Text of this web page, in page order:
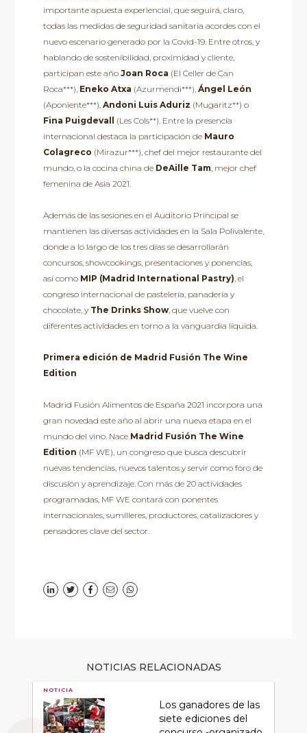
importante apuesta experiencial, que seguirá, claro,
todas las medidas de seguridad sanitaria acordes con el
nuevo escenario generado por la Covid-19. Entre otros, y
hablando de sostenibilidad, proximidad y cliente,
participan este añoJoan Roca (El Celler de Can
Roca***), Eneko Atxa (Azurmendi***), Ángel León
(Aponiente***), Andoni Luis Aduriz (Mugaritz**) o
Fina Puigdevall (Les Cols**). Entre la presencia
internacional destaca la participación de Mauro
Colagreco (Mirazur***), chef del mejor restaurante del
mundo, o la cocina china de DeAille Tam, mejor chef
femenina de Asia 2021.
Además de las sesiones en el Auditorio Principal se
mantienen las diversas actividades en la Sala Polivalente,
donde a lo largo de los tres días se desarrollarán
concursos, showcookings, presentaciones y ponencias,
así comoMIP (Madrid International Pastry) , el
congreso internacional de pastelería, panadería y
chocolate, y The Drinks Show, que vuelve con
diferentes actividades en torno a la vanguardia líquida.
Primera edición de Madrid Fusión The Wine
Edition
Madrid Fusión Alimentos de España 2021 incorpora una
gran novedad este año al abrir una nueva etapa en el
mundo del vino. Nace Madrid Fusión The Wine
Edition (MF WE), un congreso que busca descubrir
nuevas tendencias, nuevos talentos y servir como foro de
discusión y aprendizaje. Con más de 20 actividades
programadas, MF WE contará con ponentes
internacionales, sumilleres, productores, catalizadores y
pensadores clave del sector.
NOTICIAS RELACIONADAS
NOTICIA
Los ganadores de las
siete ediciones del